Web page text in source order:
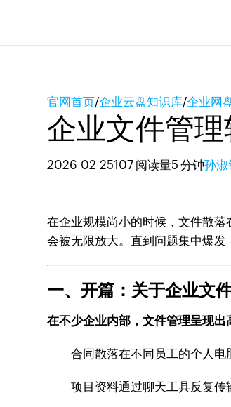
官网首页/企业云盘知识库/企业网
企业文件管
2026-02-25107 阅读量5 分钟孙淑
在企业规模尚小的时候，文件散
会被无限放大。直到问题集中爆
一、开篇：关于企业文
在不少企业内部，文件管理呈现出
合同散落在不同员工的个人电
项目资料通过聊天工具反复传